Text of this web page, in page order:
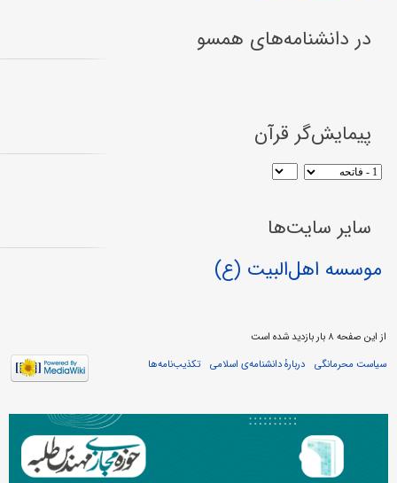
در دانشنامه‌های همسو
پیمایش‌گر قرآن
سایر سایت‌ها
موسسه اهل‌البیت (ع)
از این صفحه ۸ بار بازدید شده است
سیاست محرمانگی
دربارهٔ دانشنامه‌ی اسلامی تکذیب‌نامه‌ها